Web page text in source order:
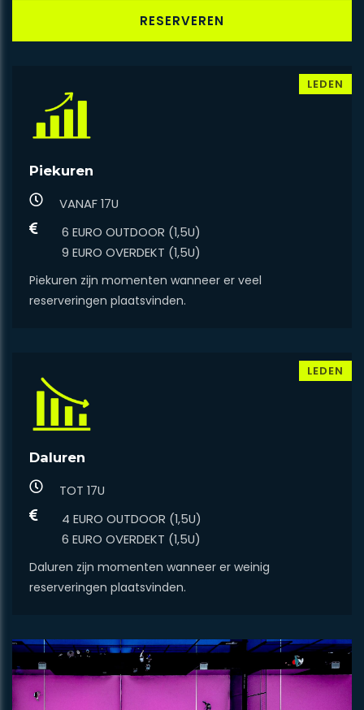
RESERVEREN
Piekuren
VANAF 17U
6 EURO OUTDOOR (1,5U)
9 EURO OVERDEKT (1,5U)
LEDEN
Piekuren zijn momenten wanneer er veel
reserveringen plaatsvinden.
Daluren
TOT 17U
4 EURO OUTDOOR (1,5U)
​​​​​​​6 EURO OVERDEKT (1,5U)
LEDEN
Daluren zijn momenten wanneer er weinig
reserveringen plaatsvinden.